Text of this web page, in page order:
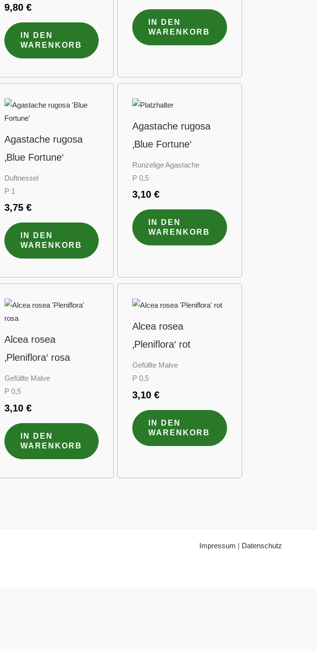
9,80 €
IN DEN
WARENKORB
IN DEN
WARENKORB
Agastache rugosa
‚Blue Fortune‘
Duftnessel
P 1
3,75 €
IN DEN
WARENKORB
Agastache rugosa
‚Blue Fortune‘
Runzelige Agastache
P 0,5
3,10€
IN DEN
WARENKORB
Alcea rosea
‚Pleniflora‘ rosa
Gefüllte Malve
P 0,5
3,10 €
IN DEN
WARENKORB
Alcea rosea
‚Pleniflora‘ rot
Gefüllte Malve
P 0,5
3,10€
IN DEN
WARENKORB
Impressum | Datenschutz